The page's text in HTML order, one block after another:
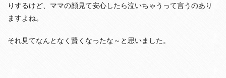
りするけど、ママの顔見て安心したら泣いちゃうって言うのあり
ますよね。
それ見てなんとなく賢くなったな～と思いました。